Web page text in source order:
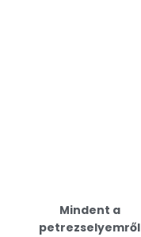
Mindent a
petrezselyemről